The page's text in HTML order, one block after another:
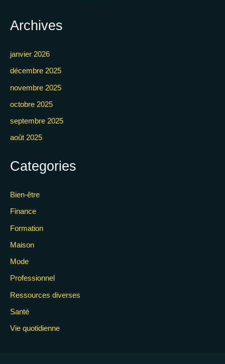
Archives
janvier 2026
décembre 2025
novembre 2025
octobre 2025
septembre 2025
août 2025
Categories
Bien-être
Finance
Formation
Maison
Mode
Professionnel
Ressources diverses
Santé
Vie quotidienne